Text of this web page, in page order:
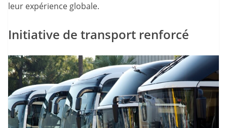
leur expérience globale.
Initiative de transport renforcé